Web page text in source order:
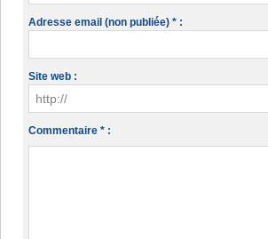
Adresse email (non publiée) * :
Site web :
Commentaire * :